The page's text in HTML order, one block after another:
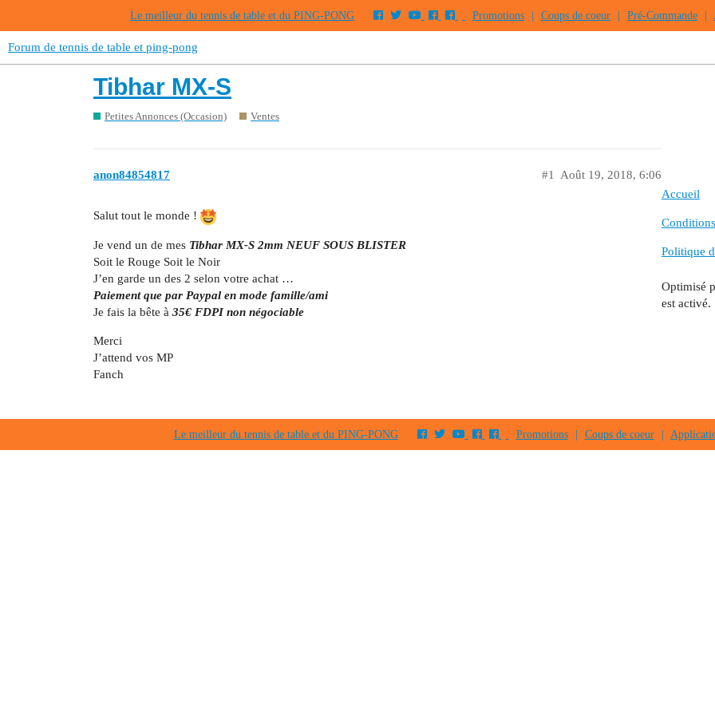
Le meilleur du tennis de table et du PING-PONG Promotions Coups de coeur Pré-Commande
Forum de tennis de table et ping-pong
Tibhar MX-S
Petites Annonces (Occasion) Ventes
anon84854817 Août 19, 2018, 6:06
#1
Salut tout le monde !
Je vend un de mes Tibhar MX-S 2mm NEUF SOUS BLISTER
Soit le Rouge Soit le Noir
J’en garde un des 2 selon votre achat …
Paiement que par Paypal en mode famille/ami
Je fais la bête à 35€ FDPI non négociable
Merci
J’attend vos MP
Fanch
Accueil
Politique
Optimisé
est activé.
Le meilleur du tennis de table et du PING-PONG Promotions | Coups de coeur |